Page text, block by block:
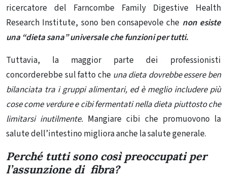
ricercatore del Farncombe Family Digestive Health
Research Institute, sono ben consapevole che non esiste
una “dieta sana” universale che funzioni per tutti.
Tuttavia, la maggior parte dei professionisti
concorderebbe sul fatto che una dieta dovrebbe essere ben
bilanciata tra i gruppi alimentari, ed è meglio includere più
cose come verdure ecibi fermentatinella dieta piuttosto che
limitarsi inutilmente. Mangiare cibi che promuovono la
salute dell’intestino migliora anche la salute generale.
Perché tutti sono così preoccupati per
l’assunzione di fibra?